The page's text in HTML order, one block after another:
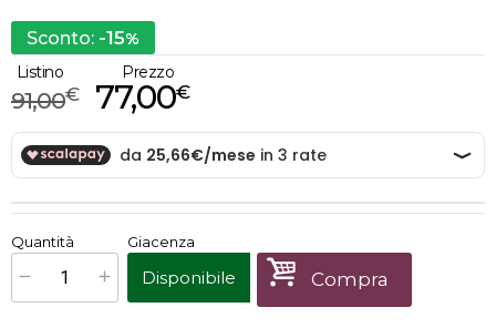
Sconto: -15%
Listino
€
91,00
Prezzo
€
77,00
x1 Prezzo finale:€77,00
Quantità Giacenza
Disponibile Compra